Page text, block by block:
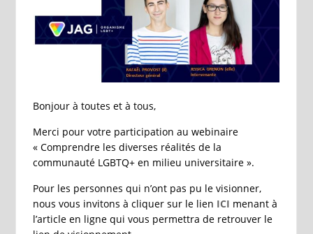
Bonjour à toutes et à tous,
Merci pour votre participation au webinaire
« Comprendre les diverses réalités de la
communauté LGBTQ+ en milieu universitaire ».
Pour les personnes qui n’ont pas pu le visionner,
nous vous invitons à cliquer sur le lien ICI menant à
l’article en ligne qui vous permettra de retrouver le